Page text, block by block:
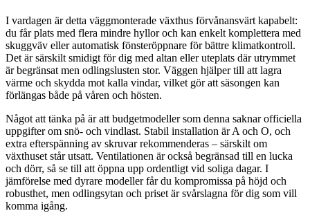
I vardagen är detta väggmonterade växthus förvånansvärt kapabelt:
du får plats med flera mindre hyllor och kan enkelt komplettera med
skuggväv eller automatisk fönsteröppnare för bättre klimatkontroll.
Det är särskilt smidigt för dig med altan eller uteplats där utrymmet
är begränsat men odlingslusten stor. Väggen hjälper till att lagra
värme och skydda mot kalla vindar, vilket gör att säsongen kan
förlängas både på våren och hösten.
Något att tänka på är att budgetmodeller som denna saknar officiella
uppgifter om snö- och vindlast. Stabil installation är A och O, och
extra efterspänning av skruvar rekommenderas – särskilt om
växthuset står utsatt. Ventilationen är också begränsad till en lucka
och dörr, så se till att öppna upp ordentligt vid soliga dagar. I
jämförelse med dyrare modeller får du kompromissa på höjd och
robusthet, men odlingsytan och priset är svårslagna för dig som vill
komma igång.